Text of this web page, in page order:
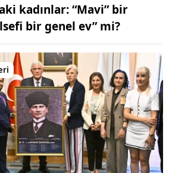
kadınlar: “Mavi” bir
bir genel ev” mi?